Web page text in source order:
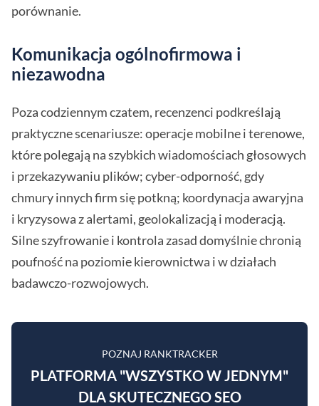
porównanie.
Komunikacja ogólnofirmowa i
niezawodna
Poza codziennym czatem, recenzenci podkreślają
praktyczne scenariusze: operacje mobilne i terenowe,
które polegają na szybkich wiadomościach głosowych
i przekazywaniu plików; cyber-odporność, gdy
chmury innych firm się potkną; koordynacja awaryjna
i kryzysowa z alertami, geolokalizacją i moderacją.
Silne szyfrowanie i kontrola zasad domyślnie chronią
poufność na poziomie kierownictwa i w działach
badawczo-rozwojowych.
POZNAJ RANKTRACKER
PLATFORMA "WSZYSTKO W JEDNYM"
DLA SKUTECZNEGO SEO